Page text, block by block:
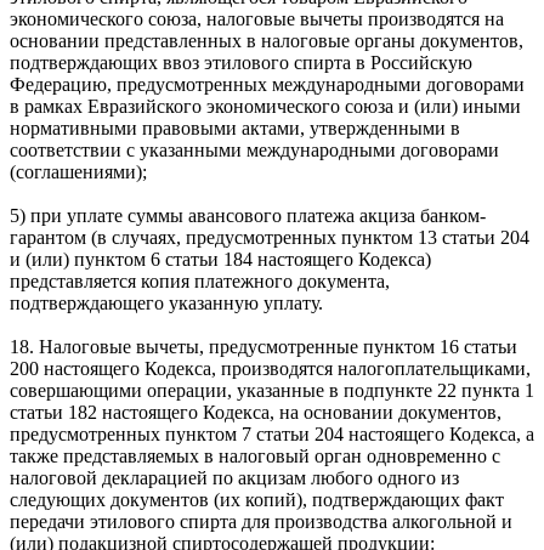
экономического союза, налоговые вычеты производятся на
основании представленных в налоговые органы документов,
подтверждающих ввоз этилового спирта в Российскую
Федерацию, предусмотренных международными договорами
в рамках Евразийского экономического союза и (или) иными
нормативными правовыми актами, утвержденными в
соответствии с указанными международными договорами
(соглашениями);
5) при уплате суммы авансового платежа акциза банком-
гарантом (в случаях, предусмотренных пунктом 13 статьи 204
и (или) пунктом 6 статьи 184 настоящего Кодекса)
представляется копия платежного документа,
подтверждающего указанную уплату.
18. Налоговые вычеты, предусмотренные пунктом 16 статьи
200 настоящего Кодекса, производятся налогоплательщиками,
совершающими операции, указанные в подпункте 22 пункта 1
статьи 182 настоящего Кодекса, на основании документов,
предусмотренных пунктом 7 статьи 204 настоящего Кодекса, а
также представляемых в налоговый орган одновременно с
налоговой декларацией по акцизам любого одного из
следующих документов (их копий), подтверждающих факт
передачи этилового спирта для производства алкогольной и
(или) подакцизной спиртосодержащей продукции: